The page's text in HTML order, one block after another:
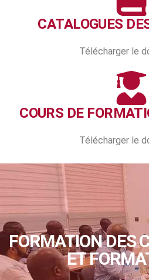
CATALOGUES
Télécharger le
COURS DE
Télécharger le
FORMATION DES
ET